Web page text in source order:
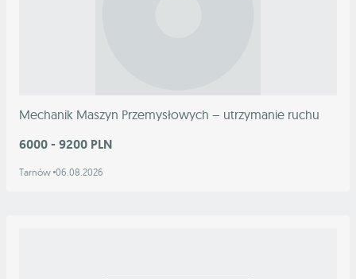
Mechanik Maszyn Przemysłowych – utrzymanie ruchu
6000 - 9200 PLN
Tarnów 06.08.2026